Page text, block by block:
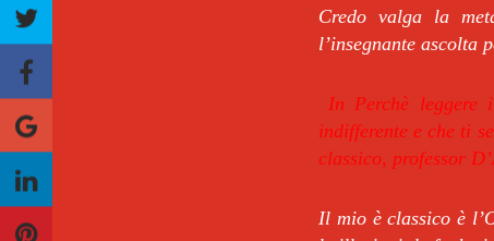
Credo valga la
l’insegnante ascolta
In Perchè leggere
indifferente e che ti
classico, professor
Il mio è classico è